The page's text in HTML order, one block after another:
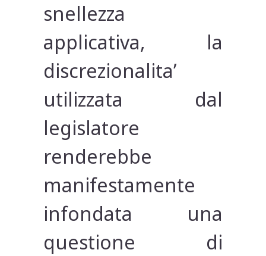
snellezza
applicativa, la
discrezionalita’
utilizzata dal
legislatore
renderebbe
manifestamente
infondata una
questione di